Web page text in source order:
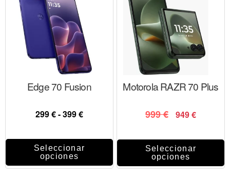
Edge 70 Fusion
299€-399€
Seleccionar
opciones
Motorola RAZR 70 Plus
999€ 949€
Seleccionar
opciones